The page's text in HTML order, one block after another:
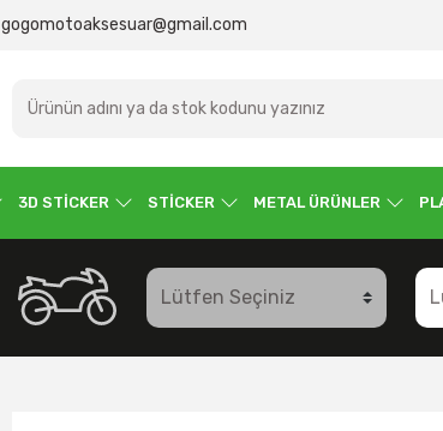
gogomotoaksesuar@gmail.com
3D STİCKER STİCKER METAL ÜRÜNLER